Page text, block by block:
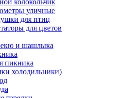
колокольчик
уличные
для птиц
для цветов
и шашлыка
пикника
холодильники)